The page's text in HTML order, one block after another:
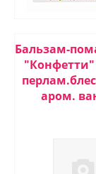
Бальзам-
"Конфетти"
аром.